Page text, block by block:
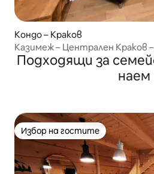
Кондо – Краков
Казимеж – Централен Краков
местните жители“
Подходящи за
наем
Избор на гостите
Избор на гостите